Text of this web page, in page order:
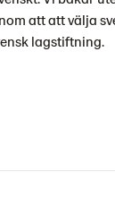
att att välja
lagstiftning.